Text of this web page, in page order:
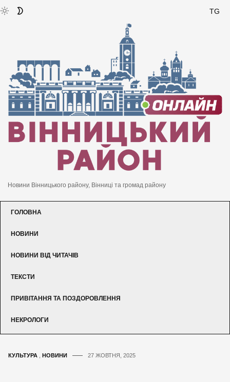
TG
Новини Вінницького району, Вінниці та громад району
ГОЛОВНА
НОВИНИ
НОВИНИ ВІД ЧИТАЧІВ
ТЕКСТИ
ПРИВІТАННЯ ТА ПОЗДОРОВЛЕННЯ
НЕКРОЛОГИ
КУЛЬТУРА НОВИНИ 27 ЖОВТНЯ, 2025